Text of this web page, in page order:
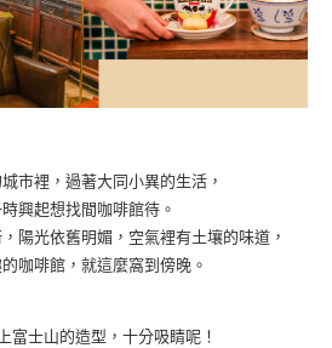
市裡，過著大同小異的生活，
興起想找間咖啡館待。
陽光依舊明媚，空氣裡有土壤的味道，
咖啡館，就這麼窩到傍晚。
士山的造型，十分吸睛呢！